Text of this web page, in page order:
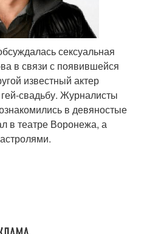
сексуальная
в связи с появившейся
известный актер
свадьбу. Журналисты
в девяностые
в театре Воронежа, а